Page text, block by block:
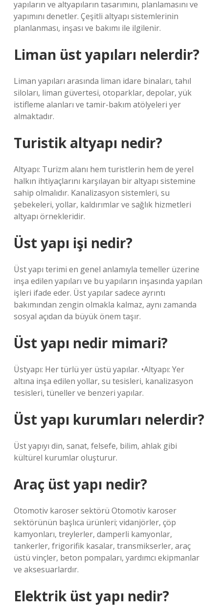
yapıların ve altyapıların tasarımını, planlamasını ve
yapımını denetler. Çeşitli altyapı sistemlerinin
planlanması, inşası ve bakımı ile ilgilenir.
Liman üst yapıları nelerdir?
Liman yapıları arasında liman idare binaları, tahıl
siloları, liman güvertesi, otoparklar, depolar, yük
istifleme alanları ve tamir-bakım atölyeleri yer
almaktadır.
Turistik altyapı nedir?
Altyapı: Turizm alanı hem turistlerin hem de yerel
halkın ihtiyaçlarını karşılayan bir altyapı sistemine
sahip olmalıdır. Kanalizasyon sistemleri, su
şebekeleri, yollar, kaldırımlar ve sağlık hizmetleri
altyapı örnekleridir.
Üst yapı işi nedir?
Üst yapı terimi en genel anlamıyla temeller üzerine
inşa edilen yapıları ve bu yapıların inşasında yapılan
işleri ifade eder. Üst yapılar sadece ayrıntı
bakımından zengin olmakla kalmaz, aynı zamanda
sosyal açıdan da büyük önem taşır.
Üst yapı nedir mimari?
Üstyapı: Her türlü yer üstü yapılar. •Altyapı: Yer
altına inşa edilen yollar, su tesisleri, kanalizasyon
tesisleri, tüneller ve benzeri yapılar.
Üst yapı kurumları nelerdir?
Üst yapıyı din, sanat, felsefe, bilim, ahlak gibi
kültürel kurumlar oluşturur.
Araç üst yapı nedir?
Otomotiv karoser sektörü Otomotiv karoser
sektörünün başlıca ürünleri; vidanjörler, çöp
kamyonları, treylerler, damperli kamyonlar,
tankerler, frigorifik kasalar, transmikserler, araç
üstü vinçler, beton pompaları, yardımcı ekipmanlar
ve aksesuarlardır.
Elektrik üst yapı nedir?